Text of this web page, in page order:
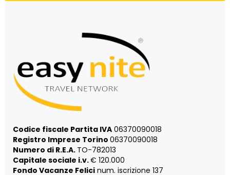
Codice fiscale Partita IVA 06370090018
Registro Imprese Torino 06370090018
Numero di R.E.A. TO-782013
Capitale sociale i.v.€ 120.000
Fondo Vacanze Felici num. iscrizione 137